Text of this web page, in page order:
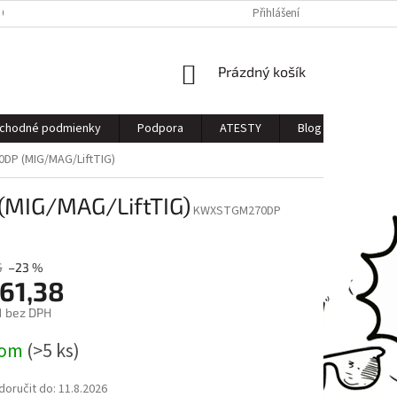
ÚDAJOV Přihlášení
NÁKUPNÍ
Prázdný košík
podmienky Podpora ATESTY Blog
(MIG/MAG/LiftTIG)
MAG/LiftTIG) KWXSTGM270DP
–23 %
bez DPH
(>5 ks)
do: 11.8.2026